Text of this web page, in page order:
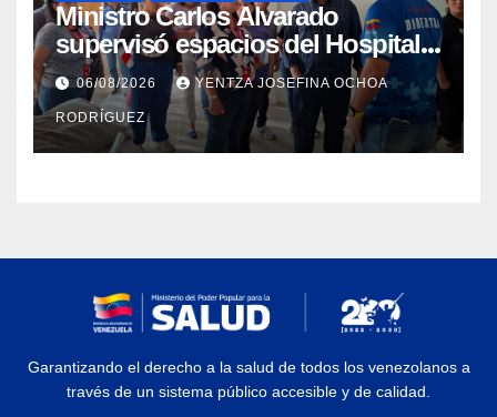
Ministro Carlos Alvarado
supervisó espacios del Hospital
Dermatológico Dr. Martín Vegas
en La Guaira
06/08/2026 YENTZA JOSEFINA OCHOA
RODRÍGUEZ
Garantizando el derecho a la salud de todos los venezolanos a
través de un sistema público accesible y de calidad.